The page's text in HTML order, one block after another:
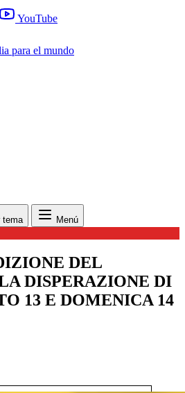
YouTube
para el mundo
tema Menú
DEL
DISPERAZIONE DI
13 E DOMENICA 14